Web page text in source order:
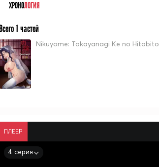
ХРОНОЛОГИЯ
Всего 1 частей
Nikuyome: Takayanagi Ke no Hitobito
ПЛЕЕР
4 серия